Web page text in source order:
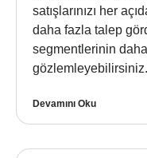
satışlarınızı her
daha fazla talep
segmentlerinin
Devamını Oku